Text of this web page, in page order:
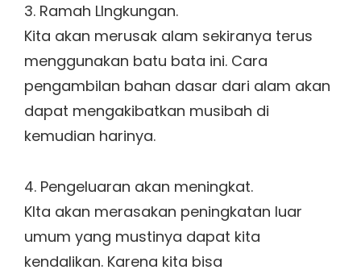
3. Ramah LIngkungan.
Kita akan merusak alam sekiranya terus
menggunakan batu bata ini. Cara
pengambilan bahan dasar dari alam akan
dapat mengakibatkan musibah di
kemudian harinya.
4. Pengeluaran akan meningkat.
KIta akan merasakan peningkatan luar
umum yang mustinya dapat kita
kendalikan. Karena kita bisa